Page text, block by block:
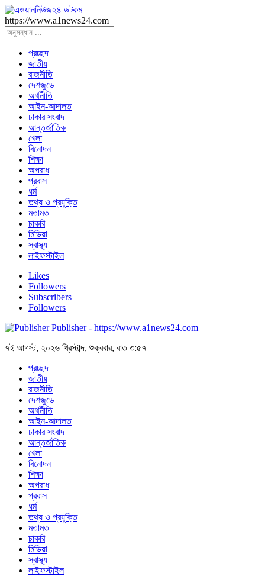
https://www.a1news24.com
প্রচ্ছদ
জাতীয়
রাজনীতি
দেশজুডে
অর্থনীতি
আইন-আদালত
ঢাকার সংবাদ
আন্তর্জাতিক
খেলা
বিনোদন
শিক্ষা
অপরাধ
প্রবাস
ধর্ম
তথ্য ও প্রযুক্তি
মতামত
চাকরি
মিডিয়া
স্বাস্থ্য
লাইফস্টাইল
Likes
Followers
Subscribers
Followers
Publisher - https://www.a1news24.com
৭ই আগস্ট, ২০২৬ খ্রিস্টাব্দ, শুক্রবার, রাত ৩:৫৭
প্রচ্ছদ
জাতীয়
রাজনীতি
দেশজুডে
অর্থনীতি
আইন-আদালত
ঢাকার সংবাদ
আন্তর্জাতিক
খেলা
বিনোদন
শিক্ষা
অপরাধ
প্রবাস
ধর্ম
তথ্য ও প্রযুক্তি
মতামত
চাকরি
মিডিয়া
স্বাস্থ্য
লাইফস্টাইল